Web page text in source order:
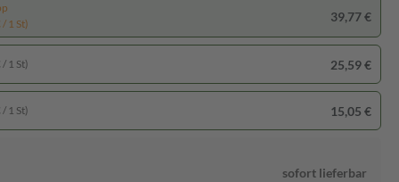
1 St)
39,77 €
1 St) 25,59 €
1 St) 15,05 €
sofort lieferbar